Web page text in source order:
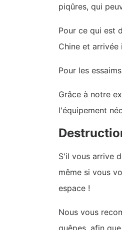
piqûres, qui
Pour ce qui est
Chine et
Pour les
Grâce à notre
l'équipement
S'il vous arrive
même si vous
espace !
Nous vous
guêpes, afin